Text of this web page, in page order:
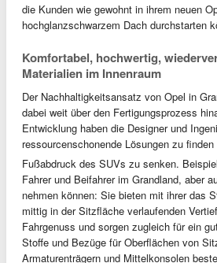
die Kunden wie gewohnt in ihrem neuen
hochglanzschwarzem Dach durchstarten
Komfortabel, hochwertig,
Materialien im Innenraum
Der Nachhaltigkeitsansatz von Opel in
dabei weit über den Fertigungsprozess
Entwicklung haben die Designer und
ressourcenschonende Lösungen zu
Fußabdruck des SUVs zu senken.
Fahrer und Beifahrer im Grandland, aber
nehmen können: Sie bieten mit ihrer das
mittig in der Sitzfläche verlaufenden
Fahrgenuss und sorgen zugleich für ein
Stoffe und Bezüge für Oberflächen von
Armaturenträgern und Mittelkonsolen